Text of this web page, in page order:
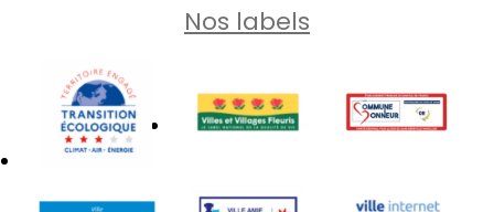
Nos labels